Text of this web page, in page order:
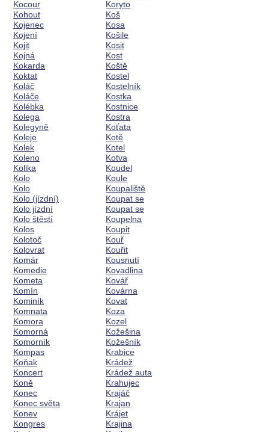
Kocour
Kohout
Kojenec
Kojení
Kojit
Kojná
Kokarda
Koktat
Koláč
Koláče
Kolébka
Kolega
Kolegyně
Koleje
Kolek
Koleno
Kolika
Kolo
Kolo
Kolo (jízdní)
Kolo jízdní
Kolo štěstí
Kolos
Kolotoč
Kolovrat
Komár
Komedie
Kometa
Komín
Kominík
Komnata
Komora
Komorná
Komorník
Kompas
Koňak
Koncert
Koně
Konec
Konec světa
Konev
Kongres
Koryto
Koš
Kosa
Košile
Kosit
Kost
Koště
Kostel
Kostelník
Kostka
Kostnice
Kostra
Koťata
Kotě
Kotel
Kotva
Koudel
Koule
Koupaliště
Koupat se
Koupat se
Koupelna
Koupit
Kouř
Kouřit
Kousnutí
Kovadlina
Kovář
Kovárna
Kovat
Koza
Kozel
Kožešina
Kožešník
Krabice
Krádež
Krádež auta
Krahujec
Krajáč
Krajan
Krájet
Krajina